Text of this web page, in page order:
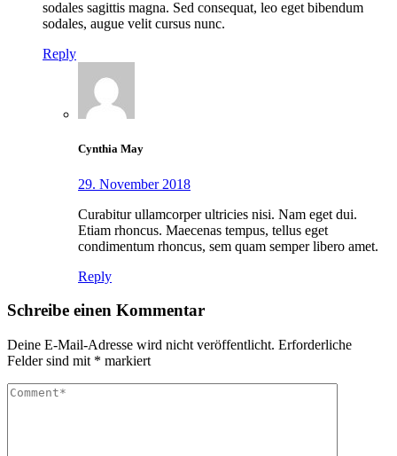
sodales sagittis magna. Sed consequat, leo eget bibendum
sodales, augue velit cursus nunc.
Reply
Cynthia May
29. November 2018
Curabitur ullamcorper ultricies nisi. Nam eget dui.
Etiam rhoncus. Maecenas tempus, tellus eget
condimentum rhoncus, sem quam semper libero amet.
Reply
Schreibe einen Kommentar
Deine E-Mail-Adresse wird nicht veröffentlicht. Erforderliche
Felder sind mit * markiert